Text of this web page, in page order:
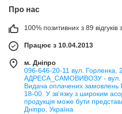
Про нас
100% позитивних з 89 відгуків
Працює з 10.04.2013
м. Дніпро
096-646-20-11 вул. Горленка,
АДРЕСА_САМОВИВОЗУ - вул.
Видача оплачених
18-00. У зв'язку з широким
продукція може бути
Дніпро, Україна